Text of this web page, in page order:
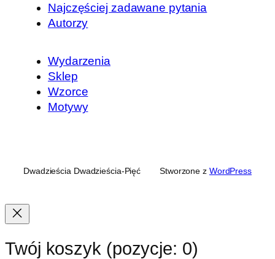
Najczęściej zadawane pytania
Autorzy
Wydarzenia
Sklep
Wzorce
Motywy
Dwadzieścia Dwadzieścia-Pięć Stworzone z WordPress
Twój koszyk (pozycje: 0)